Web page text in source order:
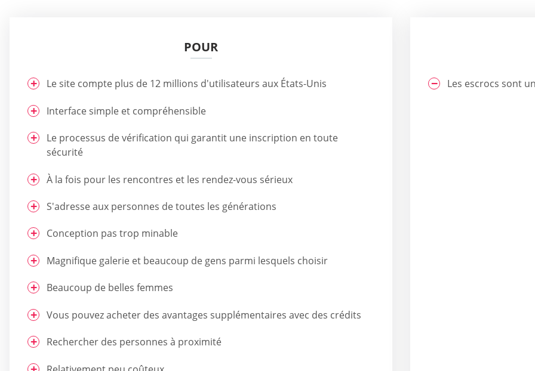
POUR
Le site compte plus de 12 millions d'utilisateurs aux États-Unis
Interface simple et compréhensible
Le processus de vérification qui garantit une inscription en toute
sécurité
À la fois pour les rencontres et les rendez-vous sérieux
S'adresse aux personnes de toutes les générations
Conception pas trop minable
Magnifique galerie et beaucoup de gens parmi lesquels choisir
Beaucoup de belles femmes
Vous pouvez acheter des avantages supplémentaires avec des crédits
Rechercher des personnes à proximité
Les escrocs sont